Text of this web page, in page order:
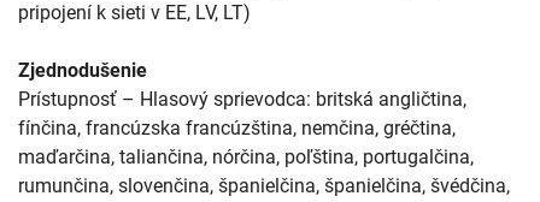
pripojení k sieti v EE, LV, LT)
Zjednodušenie
Prístupnosť – Hlasový sprievodca: britská angličtina,
fínčina, francúzska francúzština, nemčina, gréčtina,
maďarčina, taliančina, nórčina, poľština, portugalčina,
rumunčina, slovenčina, španielčina, španielčina, švédčina,